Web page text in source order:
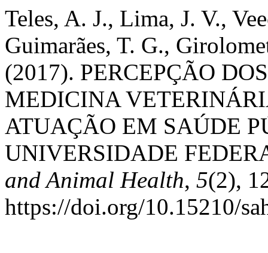
Teles, A. J., Lima, J. V.,
Guimarães, T. G.,
(2017). PERCEPÇÃO
MEDICINA
ATUAÇÃO EM SAÚDE
UNIVERSIDADE
and Animal Health, 5(2),
https://doi.org/10.15210/